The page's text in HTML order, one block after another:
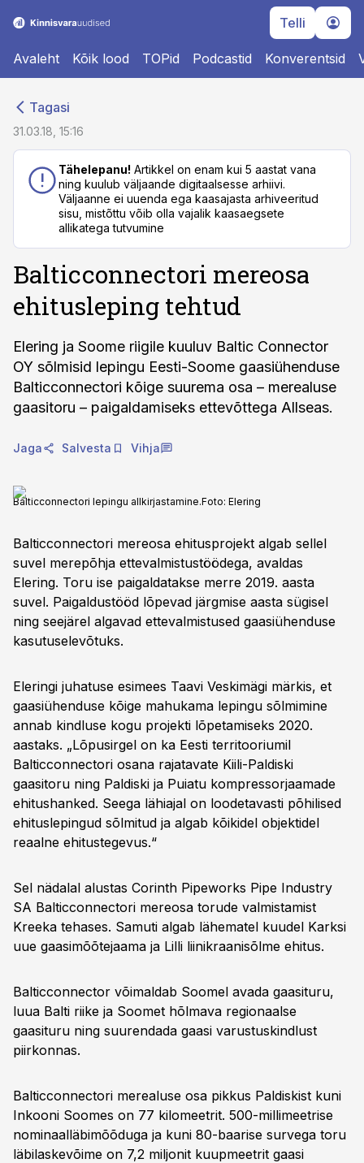
Telli
Avaleht Kõik lood TOPid Podcastid Konverentsid
Tagasi
31.03.18, 15:16
Tähelepanu! Artikkel on enam kui 5 aastat vana
ning kuulub väljaande digitaalsesse arhiivi.
Väljaanne ei uuenda ega kaasajasta arhiveeritud
sisu, mistõttu võib olla vajalik kaasaegsete
allikatega tutvumine
Balticconnectori mereosa
ehitusleping tehtud
Elering ja Soome riigile kuuluv Baltic Connector
OY sõlmisid lepingu Eesti-Soome gaasiühenduse
Balticconnectori kõige suurema osa – merealuse
gaasitoru – paigaldamiseks ettevõttega Allseas.
Jaga Salvesta Vihja
Balticconnectori lepingu allkirjastamine.Foto: Elering
Balticconnectori mereosa ehitusprojekt algab sellel
suvel merepõhja ettevalmistustöödega, avaldas
Elering. Toru ise paigaldatakse merre 2019. aasta
suvel. Paigaldustööd lõpevad järgmise aasta sügisel
ning seejärel algavad ettevalmistused gaasiühenduse
kasutuselevõtuks.
Eleringi juhatuse esimees Taavi Veskimägi märkis, et
gaasiühenduse kõige mahukama lepingu sõlmimine
annab kindluse kogu projekti lõpetamiseks 2020.
aastaks. „Lõpusirgel on ka Eesti territooriumil
Balticconnectori osana rajatavate Kiili-Paldiski
gaasitoru ning Paldiski ja Puiatu kompressorjaamade
ehitushanked. Seega lähiajal on loodetavasti põhilised
ehituslepingud sõlmitud ja algab kõikidel objektidel
reaalne ehitustegevus.“
Sel nädalal alustas Corinth Pipeworks Pipe Industry
SA Balticconnectori mereosa torude valmistamist
Kreeka tehases. Samuti algab lähematel kuudel Karksi
uue gaasimõõtejaama ja Lilli liinikraanisõlme ehitus.
Balticconnector võimaldab Soomel avada gaasituru,
luua Balti riike ja Soomet hõlmava regionaalse
gaasituru ning suurendada gaasi varustuskindlust
piirkonnas.
Balticconnectori merealuse osa pikkus Paldiskist kuni
Inkooni Soomes on 77 kilomeetrit. 500-millimeetrise
nominaalläbimõõduga ja kuni 80-baarise survega toru
läbilaskevõime on 7,2 miljonit kuupmeetrit gaasi